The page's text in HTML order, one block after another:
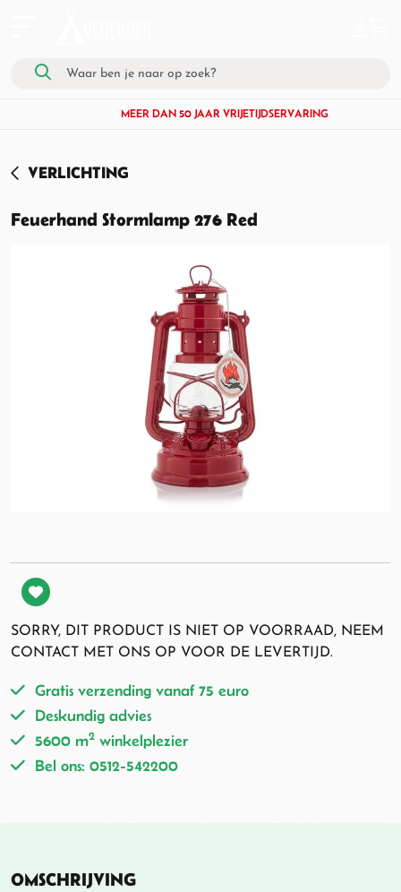
MEER DAN 50 JAAR VRIJETIJDSERVARING
VERLICHTING
Feuerhand Stormlamp 276 Red
SORRY, DIT PRODUCT IS NIET OP VOORRAAD, NEEM
CONTACT MET ONS OP VOOR DE LEVERTIJD.
Gratis verzending vanaf 75 euro
Deskundig advies
5600 m2 winkelplezier
Bel ons: 0512-542200
OMSCHRIJVING